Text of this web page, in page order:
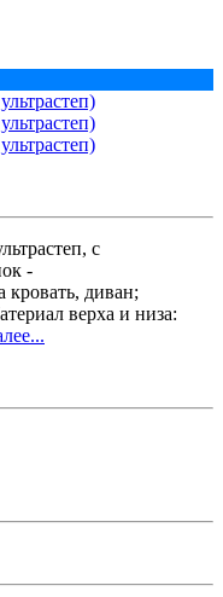
с
-
кровать, диван;
верха и низа: